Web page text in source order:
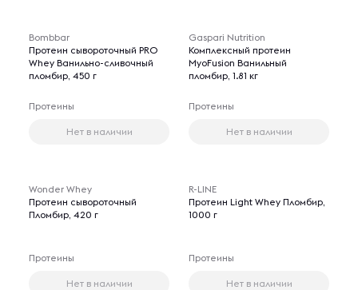
Bombbar
Протеин сывороточный PRO
Whey Ванильно-сливочный
пломбир, 450 г
Протеины
Нет в наличии
Gaspari Nutrition
Комплексный протеин
MyoFusion Ванильный
пломбир, 1.81 кг
Протеины
Нет в наличии
Wonder Whey
Протеин сывороточный
Пломбир, 420 г
Протеины
Нет в наличии
R-LINE
Протеин Light Whey Пломбир,
1000 г
Протеины
Нет в наличии